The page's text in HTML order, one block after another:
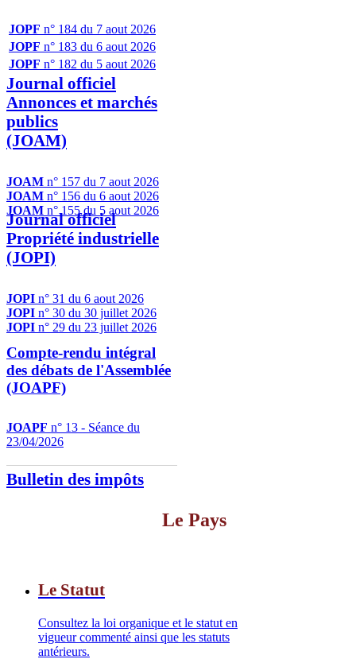
JOPF n° 184 du 7 aout 2026
JOPF n° 183 du 6 aout 2026
JOPF n° 182 du 5 aout 2026
Journal officiel
Annonces et marchés
publics
(JOAM)
JOAM n° 157 du 7 aout 2026
JOAM n° 156 du 6 aout 2026
JOAM n° 155 du 5 aout 2026
Journal officiel
Propriété industrielle
(JOPI)
JOPI n° 31 du 6 aout 2026
JOPI n° 30 du 30 juillet 2026
JOPI n° 29 du 23 juillet 2026
Compte-rendu intégral
des débats de l'Assemblée
(JOAPF)
JOAPF n° 13 - Séance du
23/04/2026
Bulletin des impôts
Le Pays
Le Statut
Consultez la loi organique et le statut en
vigueur commenté ainsi que les statuts
antérieurs.